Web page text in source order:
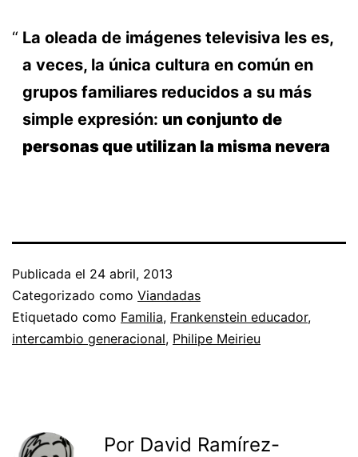
La oleada de imágenes televisiva les es,
a veces, la única cultura en común en
grupos familiares reducidos a su más
simple expresión: un conjunto de
personas que utilizan la misma nevera
Publicada el 24 abril, 2013
Categorizado como Viandadas
Etiquetado como Familia, Frankenstein educador,
intercambio generacional, Philipe Meirieu
Por David Ramírez-